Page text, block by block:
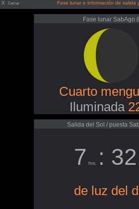
X Cerrar Fase lunar e información de salida
Fase lunar SabAgo 8
Cuarto
Iluminada
Salida del Sol / puesta
7 hrs. : 32
de luz del